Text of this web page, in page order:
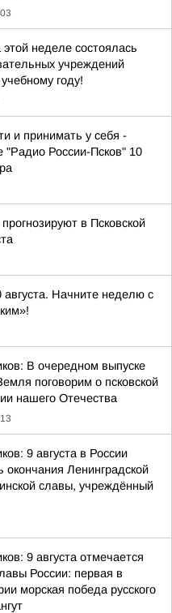
неделе состоялась
учреждений
году!
и принимать у себя -
"Радио России-Псков" 10
в Псковской
августа. Начните неделю с
В очередном выпуске
поговорим о псковской
нашего Отечества
9 августа в России
окончания Ленинградской
славы, учреждённый
9 августа отмечается
России: первая в
морская победа русского